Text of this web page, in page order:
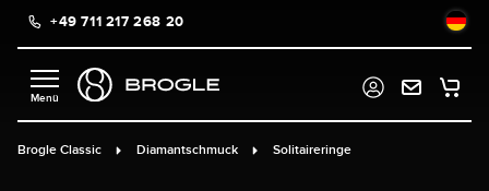
springen
+49 711 217 268 20
Brogle Classic Diamantschmuck Solitaireringe